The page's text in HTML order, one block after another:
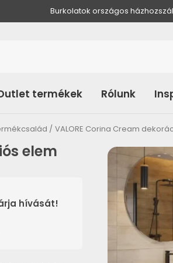
Burkolatok országos
termékek Rólunk
VALORE Corina Cream
elem
hívását!